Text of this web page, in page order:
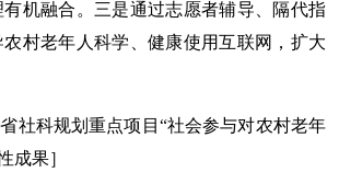
机融合。三是通过志愿者辅导、隔代指
村老年人科学、健康使用互联网，扩大
社科规划重点项目“社会参与对农村老年
成果］